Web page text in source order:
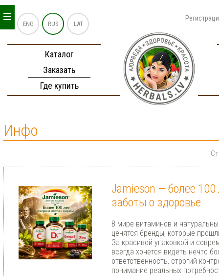
ENG RUS LAT
Каталог
Заказать
Где купить
_
_
_
Инфо
Jamieson — более 100
заботы о здоровье
В мире витаминов и
ценятся бренды, которые
За красивой упаковкой и
всегда хочется видеть нечто
ответственность, строгий
понимание реальных